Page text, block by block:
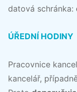
datová schránka:
ÚŘEDNÍ HODINY
Pracovnice
kancelář,